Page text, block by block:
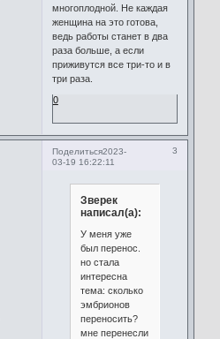
многоплодной. Не каждая
женщина на это готова,
ведь работы станет в два
раза больше, а если
приживутся все три-то и в
три раза.
0
Поделиться 3
2023-
03-19 16:22:11
Зверек
написал(а):
У меня уже
был перенос.
но стала
интересна
тема: сколько
эмбрионов
переносить?
мне перенесли